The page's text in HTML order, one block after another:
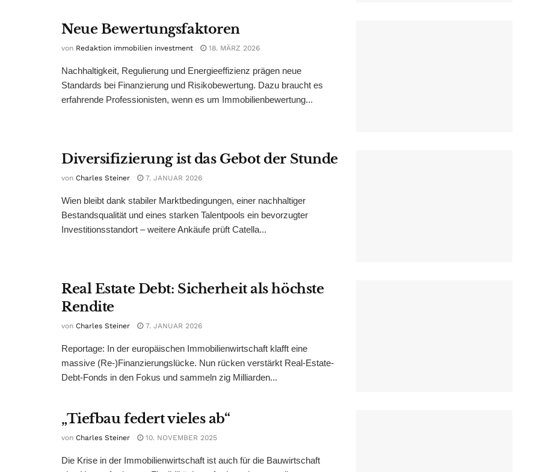
Neue Bewertungsfaktoren
von Redaktion immobilien investment 18. MÄRZ 2026
Nachhaltigkeit, Regulierung und Energieeffizienz prägen neue
Standards bei Finanzierung und Risikobewertung. Dazu braucht es
erfahrende Professionisten, wenn es um Immobilienbewertung...
Diversifizierung ist das Gebot der Stunde
von Charles Steiner 7. JANUAR 2026
Wien bleibt dank stabiler Marktbedingungen, einer nachhaltiger
Bestandsqualität und eines starken Talentpools ein bevorzugter
Investitionsstandort – weitere Ankäufe prüft Catella...
Real Estate Debt: Sicherheit als höchste
Rendite
von Charles Steiner 7. JANUAR 2026
Reportage: In der europäischen Immobilienwirtschaft klafft eine
massive (Re-)Finanzierungslücke. Nun rücken verstärkt Real-Estate-
Debt-Fonds in den Fokus und sammeln zig Milliarden...
„Tiefbau federt vieles ab“
von Charles Steiner 10. NOVEMBER 2025
Die Krise in der Immobilienwirtschaft ist auch für die Bauwirtschaft